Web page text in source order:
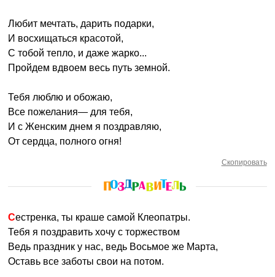
Любит мечтать, дарить подарки,
И восхищаться красотой,
С тобой тепло, и даже жарко...
Пройдем вдвоем весь путь земной.
Тебя люблю и обожаю,
Все пожелания— для тебя,
И с Женским днем я поздравляю,
От сердца, полного огня!
Скопировать
Сестренка, ты краше самой Клеопатры.
Тебя я поздравить хочу с торжеством
Ведь праздник у нас, ведь Восьмое же Марта,
Оставь все заботы свои на потом.